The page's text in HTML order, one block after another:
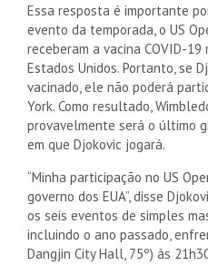
Essa resposta é importante
evento da temporada, o US
receberam a vacina COVID-
Estados Unidos. Portanto, se
vacinado, ele não poderá
York. Como resultado,
provavelmente será o último
em que Djokovic jogará.
“Minha participação no US
governo dos EUA”, disse
os seis eventos de simples
incluindo o ano passado,
Dangjin City Hall, 75º) às